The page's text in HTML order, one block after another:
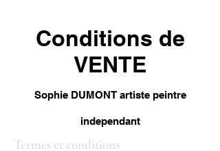
Conditions de
VENTE
Sophie DUMONT artiste peintre
independant
Termes et conditions